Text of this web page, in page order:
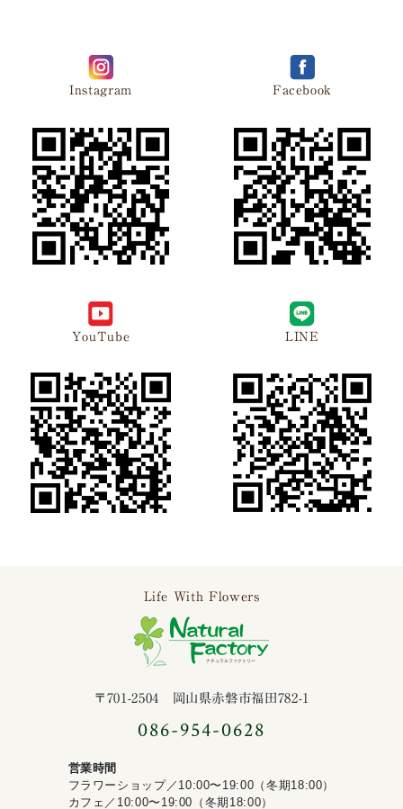
Instagram Facebook
YouTube LINE
Life With Flowers
ナチュラルフ
〒701-2504 岡山県赤磐市福田782-1
086-954-0628
営業時間
フラワーショップ／10:00〜19:00（冬期18:00）
カフェ／10:00〜19:00（冬期18:00）